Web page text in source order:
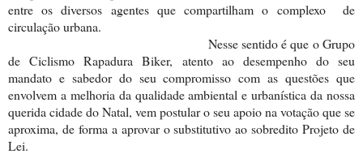
entre os diversos agentes que compartilham o complexo de
circulação urbana.
Nesse sentido é que o Grupo
de Ciclismo Rapadura Biker, atento ao desempenho do seu
mandato e sabedor do seu compromisso com as questões que
envolvem a melhoria da qualidade ambiental e urbanística da nossa
querida cidade do Natal, vem postular o seu apoio na votação que se
aproxima, de forma a aprovar o substitutivo ao sobredito Projeto de
Lei.